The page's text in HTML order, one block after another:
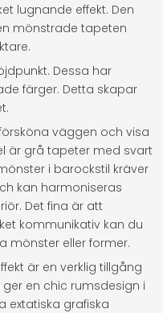
lugnande effekt. Den
mönstrade tapeten
Dessa har
färger. Detta skapar
väggen och visa
är grå tapeter med svart
i barockstil kräver
kan harmoniseras
Det fina är att
kommunikativ kan du
mönster eller former.
är en verklig tillgång
en chic rumsdesign i
extatiska grafiska